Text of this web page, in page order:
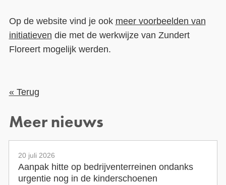
Op de website vind je ook meer voorbeelden van
initiatieven die met de werkwijze van Zundert
Floreert mogelijk werden.
« Terug
Meer nieuws
20 juli 2026
Aanpak hitte op bedrijventerreinen ondanks
urgentie nog in de kinderschoenen